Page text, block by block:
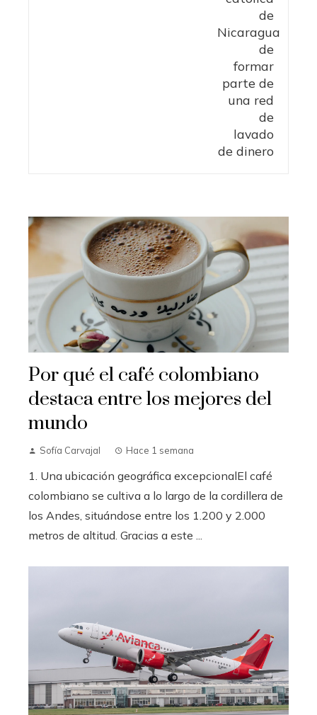
Por qué el café colombiano
destaca entre los mejores del
mundo
Sofía Carvajal Hace 1 semana
1. Una ubicación geográfica excepcionalEl café
colombiano se cultiva a lo largo de la cordillera de
los Andes, situándose entre los 1.200 y 2.000
metros de altitud. Gracias a este ...